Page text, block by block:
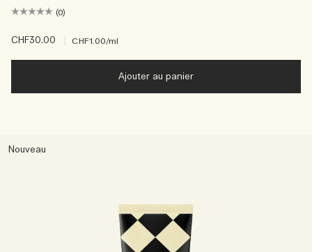
(0)
CHF30.00 CHF1.00/ml
Ajouter au panier
Nouveau